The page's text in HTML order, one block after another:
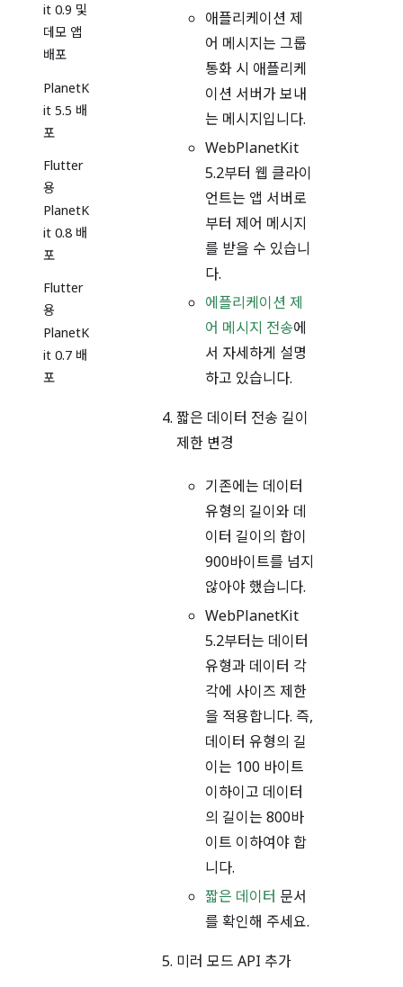
it 0.9 및
데모 앱
배포
PlanetK
it 5.5 배
포
Flutter
용
PlanetK
it 0.8 배
포
Flutter
용
PlanetK
it 0.7 배
포
애플리케이션 제
어 메시지는 그룹
통화 시 애플리케
이션 서버가 보내
는 메시지입니다.
WebPlanetKit
5.2부터 웹 클라이
언트는 앱 서버로
부터 제어 메시지
를 받을 수 있습니
다.
에플리케이션 제
어 메시지 전송에
서 자세하게 설명
하고 있습니다.
짧은 데이터 전송 길이
제한 변경
기존에는 데이터
유형의 길이와 데
이터 길이의 합이
900바이트를 넘지
않아야 했습니다.
WebPlanetKit
5.2부터는 데이터
유형과 데이터 각
각에 사이즈 제한
을 적용합니다. 즉,
데이터 유형의 길
이는 100 바이트
이하이고 데이터
의 길이는 800바
이트 이하여야 합
니다.
짧은 데이터 문서
를 확인해 주세요.
미러 모드 API 추가